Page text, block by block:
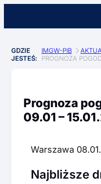
GDZIE
JESTEŚ:
IMGW-PIB
PROGNOZA
Prognoza
09.01 –
Warszawa
Najbliższe